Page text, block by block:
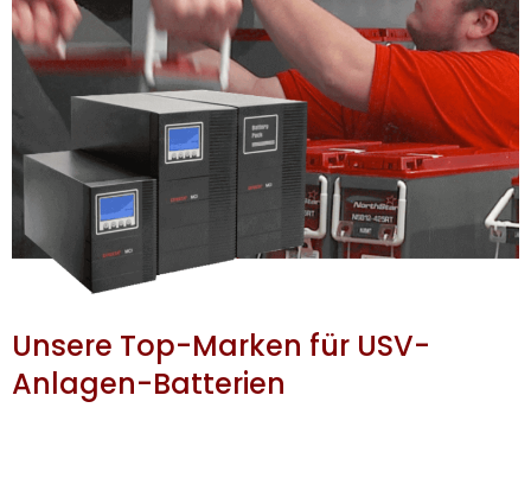
Unsere Top-Marken für USV-
Anlagen-Batterien